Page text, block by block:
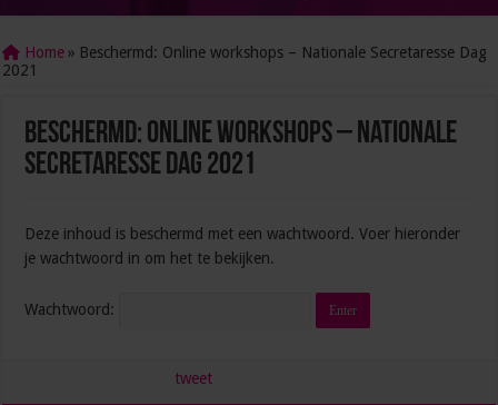
Home » Beschermd: Online workshops – Nationale Secretaresse Dag
2021
Beschermd: Online workshops – Nationale
Secretaresse Dag 2021
Deze inhoud is beschermd met een wachtwoord. Voer hieronder
je wachtwoord in om het te bekijken.
Wachtwoord:
tweet